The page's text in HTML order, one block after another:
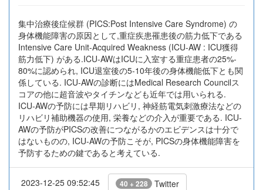
集中治療後症候群 (PICS:Post Intensive Care Syndrome) の
身体機能障害の原因として,重症疾患罹患後の筋力低下である
Intensive Care Unit‐Acquired Weakness (ICU‐AW : ICU獲得
筋力低下) がある.ICU‐AWはICUに入室する重症患者の25%‐
80%に認められ, ICU退室後の5‐10年後の身体機能低下とも関
係している. ICU‐AWの診断にはMedical Research Councilス
コアの他に超音波やタイチンなども近年では用いられる.
ICU‐AWの予防には早期リハビリ, 神経筋電気刺激療法などの
リハビリ補助機器の使用, 栄養などの介入が重要である. ICU‐
AWの予防がPICSの改善につながるかのエビデンスは十分で
はないものの, ICU‐AWの予防こそが, PICSの身体機能障害を
予防するための鍵であると考えている.
2023-12-25 09:52:45 40 + 228 Twitter